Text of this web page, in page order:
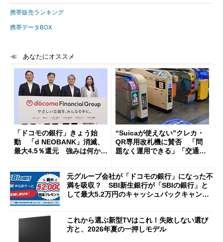
携帯販売ランキング
携帯データBOX
あなたにオススメ
「ドコモの銀行」きょう始
動 「d NEOBANK」消滅、
最大4.5％還元 強みは何か解
“Suicaが使えない”クレカ・
QR専用改札機に賛否 「問
題なく運用できる」「交通系I
元グループ会社が「ドコモの銀行」になった不
満を吸収？ SBI新生銀行が「SBIの銀行」と
して最大5.2万円のキャッシュバックキャンペ
これから選ぶ新型TVはこれ！失敗しない選び
方と、2026年夏の一押しモデル